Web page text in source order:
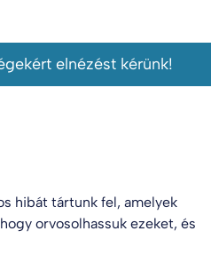
elnézést kérünk!
hibát tártunk fel, amelyek
orvosolhassuk ezeket, és